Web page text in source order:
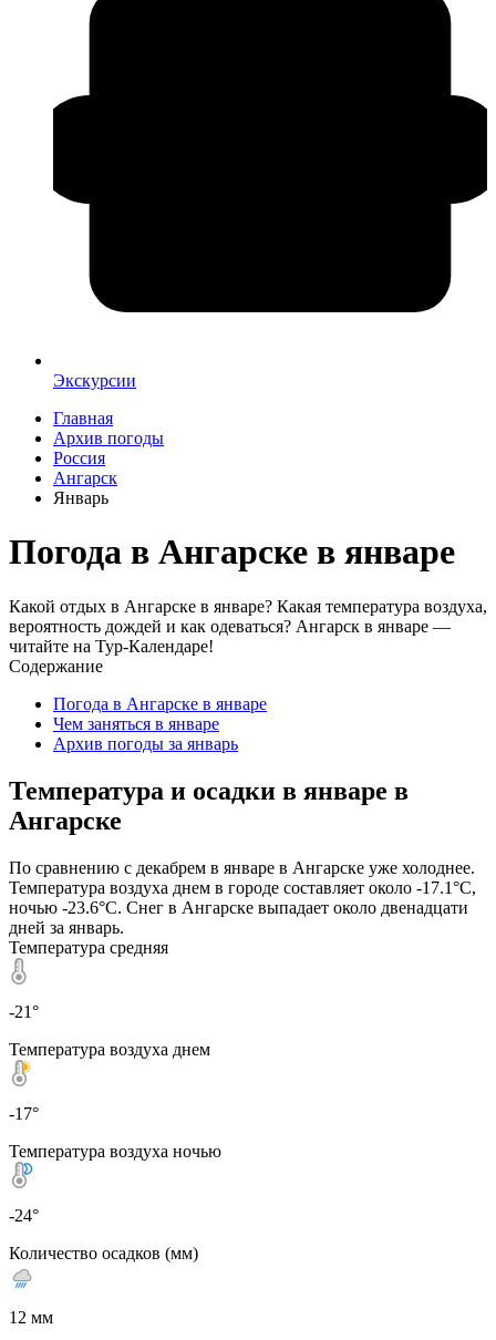
Экскурсии
Главная
Архив погоды
Россия
Ангарск
Январь
Погода в Ангарске в январе
Какой отдых в Ангарске в январе? Какая температура воздуха,
вероятность дождей и как одеваться? Ангарск в январе —
читайте на Тур-Календаре!
Содержание
Погода в Ангарске в январе
Чем заняться в январе
Архив погоды за январь
Температура и осадки в январе в
Ангарске
По сравнению с декабрем в январе в Ангарске уже холоднее.
Температура воздуха днем в городе составляет около -17.1°C,
ночью -23.6°C. Снег в Ангарске выпадает около двенадцати
дней за январь.
Температура средняя
-21°
Температура воздуха днем
-17°
Температура воздуха ночью
-24°
Количество осадков (мм)
12 мм